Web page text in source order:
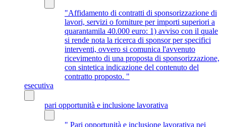
"Affidamento di contratti di sponsorizzazione di
lavori, servizi o forniture per importi superiori a
quarantamila 40.000 euro: 1) avviso con il quale
si rende nota la ricerca di sponsor per specifici
interventi, ovvero si comunica l'avvenuto
ricevimento di una proposta di sponsorizzazione,
con sintetica indicazione del contenuto del
contratto proposto. "
esecutiva
pari opportunità e inclusione lavorativa
" Pari opportunità e inclusione lavorativa nei